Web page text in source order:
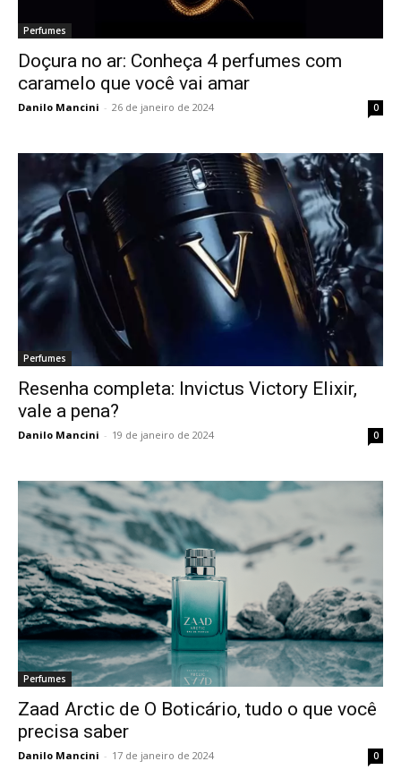
Perfumes
Doçura no ar: Conheça 4 perfumes com
caramelo que você vai amar
Danilo Mancini - 26 de janeiro de 2024 0
Perfumes
Resenha completa: Invictus Victory Elixir,
vale a pena?
Danilo Mancini - 19 de janeiro de 2024 0
Perfumes
Zaad Arctic de O Boticário, tudo o que você
precisa saber
Danilo Mancini - 17 de janeiro de 2024 0